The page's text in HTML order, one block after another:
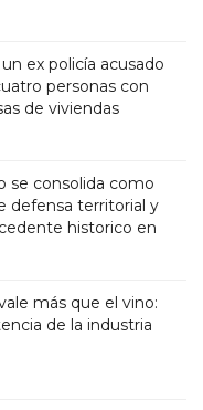
ex policía acusado
personas con
de viviendas
se consolida como
defensa territorial y
historico en
más que el vino:
de la industria